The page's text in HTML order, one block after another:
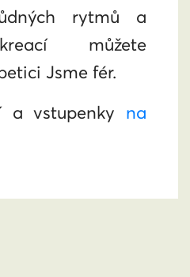
rytmů a
můžete
Jsme fér.
a vstupenky na